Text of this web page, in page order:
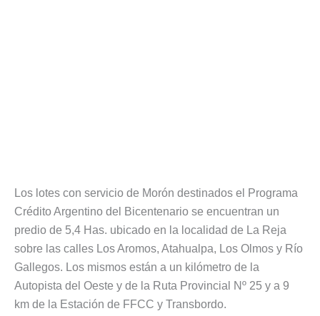
Los lotes con servicio de Morón destinados el Programa
Crédito Argentino del Bicentenario se encuentran un
predio de 5,4 Has. ubicado en la localidad de La Reja
sobre las calles Los Aromos, Atahualpa, Los Olmos y Río
Gallegos. Los mismos están a un kilómetro de la
Autopista del Oeste y de la Ruta Provincial Nº 25 y a 9
km de la Estación de FFCC y Transbordo.